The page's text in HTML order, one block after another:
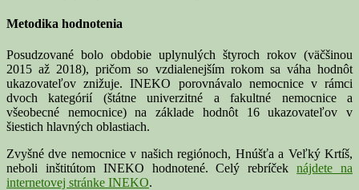
Metodika hodnotenia
Posudzované bolo obdobie uplynulých štyroch rokov (väčšinou
2015 až 2018), pričom so vzdialenejším rokom sa váha hodnôt
ukazovateľov znižuje. INEKO porovnávalo nemocnice v rámci
dvoch kategórií (štátne univerzitné a fakultné nemocnice a
všeobecné nemocnice) na základe hodnôt 16 ukazovateľov v
šiestich hlavných oblastiach.
Zvyšné dve nemocnice v našich regiónoch, Hnúšťa a Veľký Krtíš,
neboli inštitútom INEKO hodnotené. Celý rebríčeknájdete na
internetovej stránke INEKO.